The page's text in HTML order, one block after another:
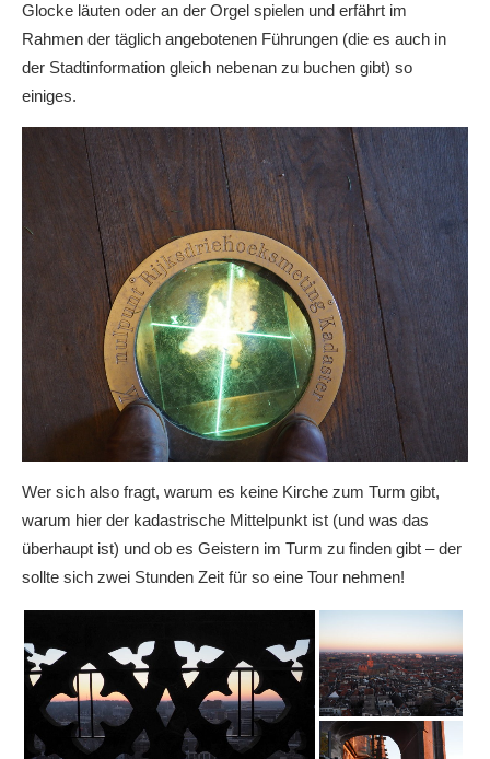
Glocke läuten oder an der Orgel spielen und erfährt im
Rahmen der täglich angebotenen Führungen (die es auch in
der Stadtinformation gleich nebenan zu buchen gibt) so
einiges.
Wer sich also fragt, warum es keine Kirche zum Turm gibt,
warum hier der kadastrische Mittelpunkt ist (und was das
überhaupt ist) und ob es Geistern im Turm zu finden gibt – der
sollte sich zwei Stunden Zeit für so eine Tour nehmen!